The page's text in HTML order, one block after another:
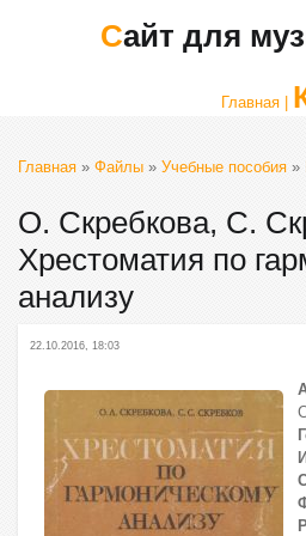
Сайт для
Главная |
Главная » Файлы » Учебные пособия »
О. Скребкова, С.
Хрестоматия по
анализу
22.10.2016, 18:03